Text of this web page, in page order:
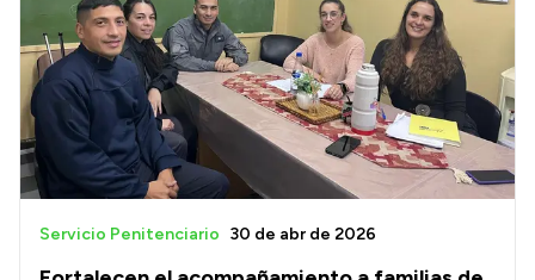
Servicio Penitenciario 30 de abr de 2026